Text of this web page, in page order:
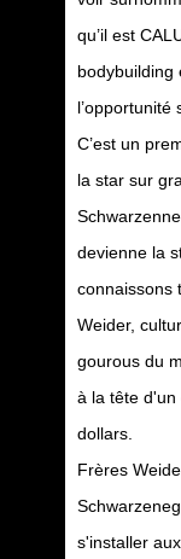
qu’il est
bodybuilding
l’opportunité
C’est un
la star sur
devienne la
connaissons
Weider,
gourous du
à la tête d'un
dollars.
Frères
s'installer